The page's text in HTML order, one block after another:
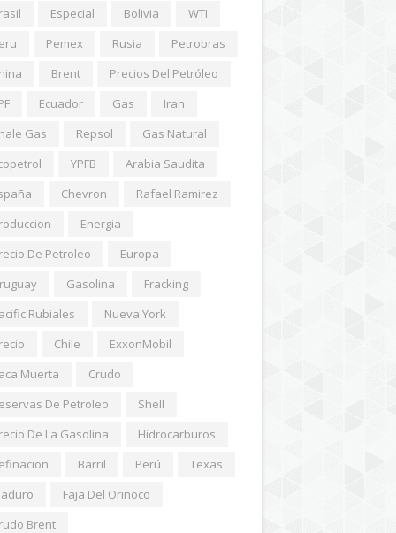
Especial Bolivia
WTI
Pemex Rusia
Petrobras
Brent
Precios Del Petróleo
Ecuador Gas
Iran
Gas
Repsol
Gas Natural
YPFB
Arabia Saudita
Chevron
Rafael Ramirez
Energia
De Petroleo
Europa
Gasolina
Fracking
Rubiales
Nueva York
Chile
ExxonMobil
Muerta
Crudo
De Petroleo
Shell
De La Gasolina
Hidrocarburos
Barril Perú
Texas
Faja Del Orinoco
Brent